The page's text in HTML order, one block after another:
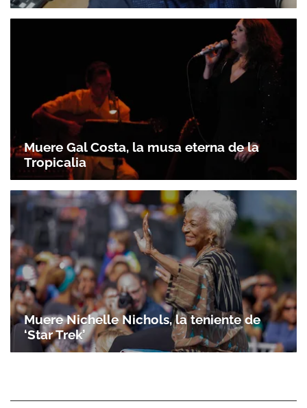
Muere Gal Costa, la musa eterna de la
Tropicalia
Muere Nichelle Nichols, la teniente de
‘Star Trek’